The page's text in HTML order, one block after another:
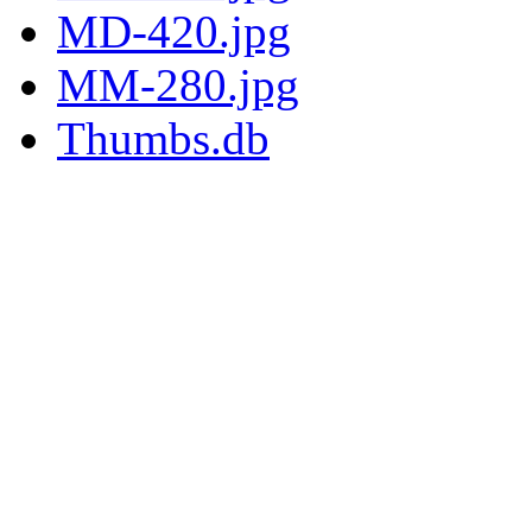
MD-420.jpg
MM-280.jpg
Thumbs.db